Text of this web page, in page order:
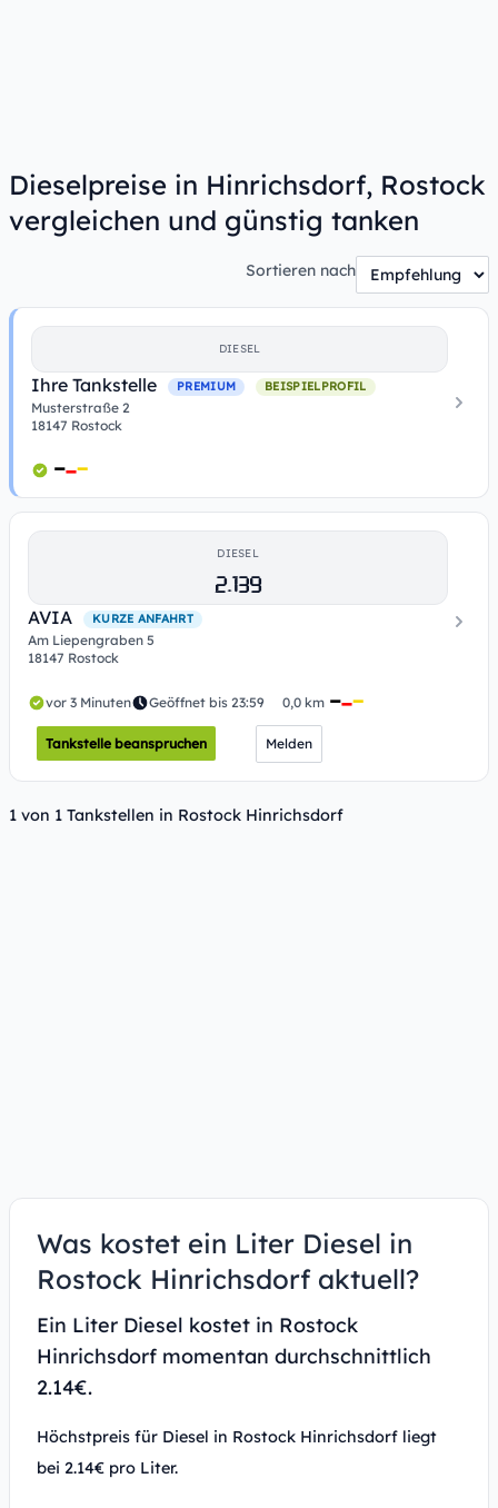
Dieselpreise in Hinrichsdorf, Rostock
vergleichen und günstig tanken
Sortieren nach
DIESEL
Ihre Tankstelle PREMIUM BEISPIELPROFIL
Musterstraße 2
18147 Rostock
DIESEL
2.139
AVIA KURZE ANFAHRT
Am Liepengraben 5
18147 Rostock
vor 3 Minuten Geöffnet bis 23:59 0,0 km
Tankstelle beanspruchen Melden
1 von 1 Tankstellen in Rostock Hinrichsdorf
Was kostet ein Liter Diesel in
Rostock Hinrichsdorf aktuell?
Ein Liter Diesel kostet in Rostock
Hinrichsdorf momentan durchschnittlich
2.14€.
Höchstpreis für Diesel in Rostock Hinrichsdorf liegt
bei 2.14€ pro Liter.